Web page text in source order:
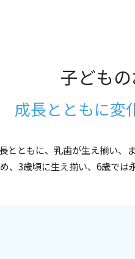
子ども
成長とともに変
とともに、乳歯が生え揃い、
、3歳頃に生え揃い、6歳では